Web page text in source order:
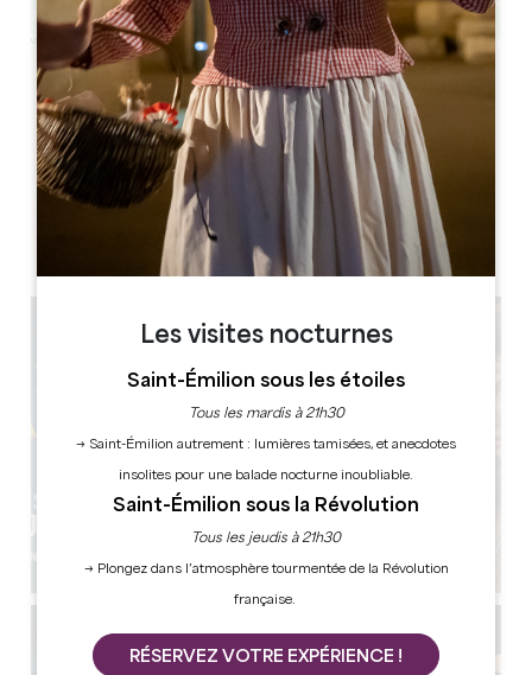
Route de la Bataille
33350 BELVES-DE-CASTILLON
Les visites nocturnes
Saint-Émilion sous les étoiles
Tous les mardis à 21h30
→ Saint-Émilion autrement : lumières tamisées, et anecdotes
insolites pour une balade nocturne inoubliable.
Saint-Émilion sous la Révolution
Tous les jeudis à 21h30
→ Plongez dans l’atmosphère tourmentée de la Révolution
française.
RÉSERVEZ VOTRE EXPÉRIENCE !